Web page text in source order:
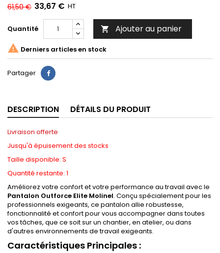
61,50 € 33,67 € HT
Quantité  Ajouter au panier
 Derniers articles en stock
Partager
DESCRIPTION DÉTAILS DU PRODUIT
Livraison offerte
Jusqu'à épuisement des stocks
Taille disponible: S
Quantité restante: 1
Améliorez votre confort et votre performance au travail avec le
Pantalon Outforce Elite Molinel. Conçu spécialement pour les
professionnels exigeants, ce pantalon allie robustesse,
fonctionnalité et confort pour vous accompagner dans toutes
vos tâches, que ce soit sur un chantier, en atelier, ou dans
d'autres environnements de travail exigeants.
Caractéristiques Principales :